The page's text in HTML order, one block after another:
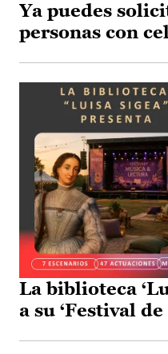
Ya puedes
personas con
La biblioteca
a su ‘Festival